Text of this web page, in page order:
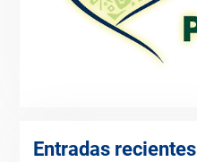
Entradas recientes